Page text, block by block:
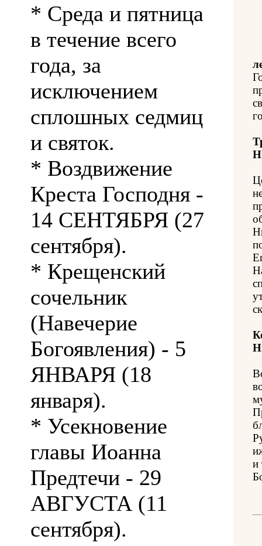
* Среда и пятница
в течение всего
года, за
исключением
сплошных седмиц
и святок.
* Воздвижение
Креста Господня -
14 СЕНТЯБРЯ (27
сентября).
* Крещенский
сочельник
(Навечерие
Богоявления) - 5
ЯНВАРЯ (18
января).
* Усекновение
главы Иоанна
Предтечи - 29
АВГУСТА (11
сентября).
и